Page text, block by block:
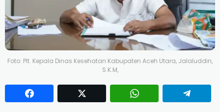
Foto: Plt. Kepala Dinas Kesehatan Kabupaten Aceh Utara, Jalaluddin,
S.K.M,